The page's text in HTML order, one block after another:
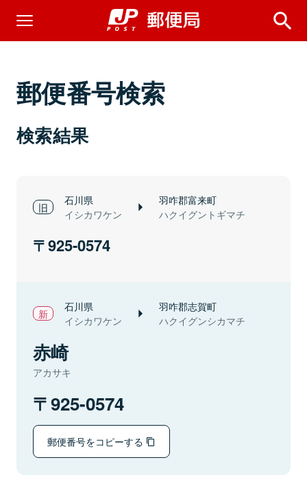
郵便番号検索
検索結果
石川県
イシカワケン
羽咋郡富来町
ハクイグントギマチ
925-0574
石川県
イシカワケン
羽咋郡志賀町
ハクイグンシカマチ
赤崎
アカサキ
925-0574
郵便番号をコピーする